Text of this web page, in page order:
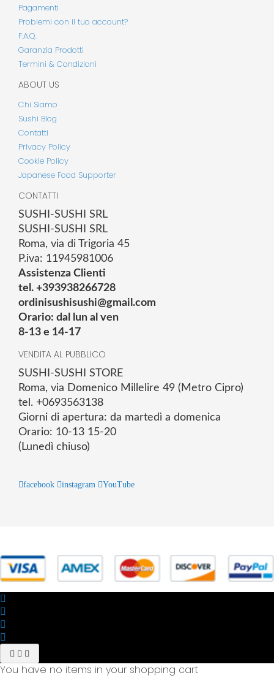
Pagamenti
Problemi con il tuo account?
F.A.Q.
Garanzia Prodotti
Termini & Condizioni
ABOUT US
Chi Siamo
Sushi Blog
Contatti
Privacy Policy
Cookie Policy
Japanese Food Supporter
CONTATTI
SUSHI-SUSHI SRL
SUSHI-SUSHI SRL
Roma, via di Trigoria 45
P.iva: 11945981006
Assistenza Clienti
tel. +393938266728
ordinisushisushi@gmail.com
Orario: dal lun al ven
8-13 e 14-17
VENDITA AL PUBBLICO
SUSHI-SUSHI STORE
Roma, via Domenico Millelire 49 (Metro Cipro)
tel. +0693563138
Giorni di apertura: da martedì a domenica
Orario: 10-13 15-20
(Lunedì chiuso)
facebook instagram YouTube
You have no items in your shopping cart